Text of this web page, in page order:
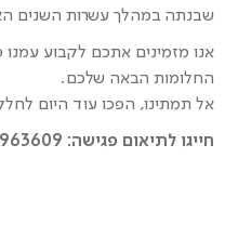
שבנתה במהלך עשרות השנים
אנו מזמינים אתכם לקבוע עמנו
החלומות הבאה שלכם.
אל תמתינו, הפכו עוד היום
חייגו לתיאום פגישה: 073-3963609